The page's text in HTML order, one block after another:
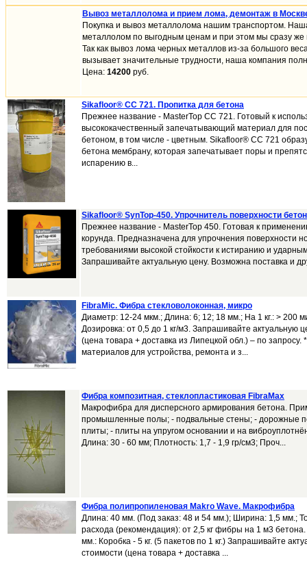
Вывоз металлолома и прием лома, демонтаж в
Покупка и вывоз металлолома нашим транспортом.
металлолом по выгодным ценам и при этом мы сразу же
Так как вывоз лома черных металлов из-за большого
вызывает значительные трудности, наша компания
Цена: 14200 руб.
Sikafloor® CC 721. Пропитка для бетона
Прежнее название - MasterTop CС 721. Готовый к
высококачественный запечатывающий материал для
бетоном, в том числе - цветным. Sikafloor® CC 721
бетона мембрану, которая запечатывает поры и
испарению в...
Sikafloor® SynTop-450. Упрочнитель поверхности
Прежнее название - MasterTop 450. Готовая к
корунда. Предназначена для упрочнения поверхности
требованиями высокой стойкости к истиранию и
Запрашивайте актуальную цену. Возможна поставка и
FibraMic. Фибра стекловолоконная, микро
Диаметр: 12-24 мкм.; Длина: 6; 12; 18 мм.; На 1 кг.: > 200
Дозировка: от 0,5 до 1 кг/м3. Запрашивайте актуальную
(цена товара + доставка из Липецкой обл.) – по запросу.
материалов для устройства, ремонта и з...
Фибра композитная, стеклопластиковая FibraMax
Макрофибра для дисперсного армирования бетона.
промышленные полы; - подвальные стены; - дорожные
плиты; - плиты на упругом основании и на
Длина: 30 - 60 мм; Плотность: 1,7 - 1,9 гр/см3; Проч...
Фибра полипропиленовая Makro Wave. Макрофибра
Длина: 40 мм. (Под заказ: 48 и 54 мм.); Ширина: 1,5 мм.;
расхода (рекомендация): от 2,5 кг фибры на 1 м3
мм.: Коробка - 5 кг. (5 пакетов по 1 кг.) Запрашивайте
стоимости (цена товара + доставка ...